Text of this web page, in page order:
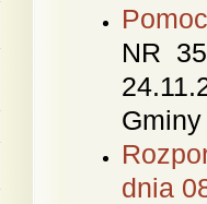
NR
dnia